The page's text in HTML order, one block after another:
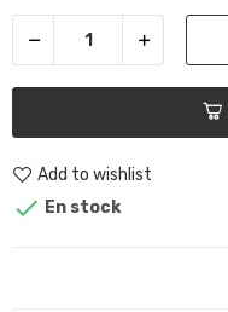
Add to wishlist
 En stock